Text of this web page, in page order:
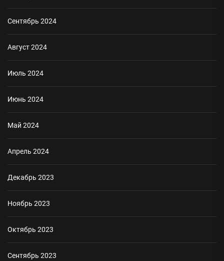
Сентябрь 2024
Август 2024
Июль 2024
Июнь 2024
Май 2024
Апрель 2024
Декабрь 2023
Ноябрь 2023
Октябрь 2023
Сентябрь 2023